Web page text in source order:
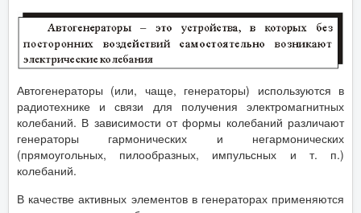
Автогенераторы (или, чаще, генераторы) используются в
радиотехнике и связи для получения электромагнитных
колебаний. В зависимости от формы колебаний различают
генераторы гармонических и негармонических
(прямоугольных, пилообразных, импульсных и т. п.)
колебаний.
В качестве активных элементов в генераторах применяются